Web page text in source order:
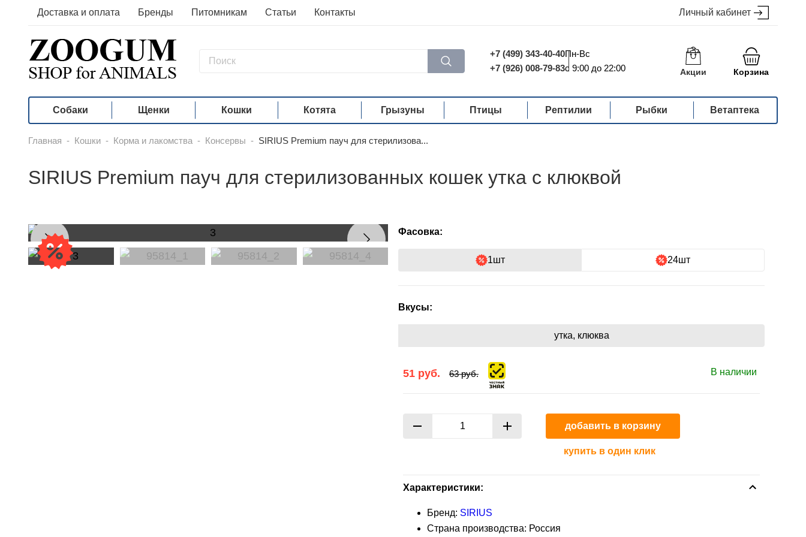
Доставка и оплата Бренды Питомникам Статьи Контакты Личный кабинет
+7 (499) 343-40-40
+7 (926) 008-79-83
Пн-Вс
с 9:00 до 22:00
Акции Корзина
Собаки Щенки Кошки Котята Грызуны Птицы Рептилии Рыбки Ветаптека
Главная - Кошки - Корма и лакомства - Консервы - SIRIUS Premium пауч для стерилизова...
SIRIUS Premium пауч для стерилизованных кошек утка с клюквой
Фасовка:
1шт 24шт
Вкусы:
утка, клюква
51 руб. 63руб. В наличии
добавить в корзину
купить в один клик
Характеристики:
Бренд: SIRIUS
Страна производства: Россия